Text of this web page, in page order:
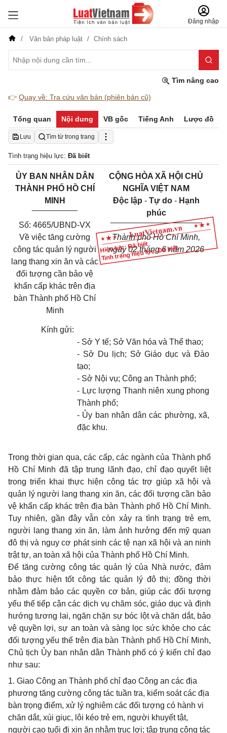
Đăng nhập
Văn bản pháp luật Chính sách
Tìm nâng cao
👉 Quay về: Tra cứu văn bản (phiên bản cũ)
Tổng quan Nội dung VB gốc Tiếng Anh Lược đồ
Lưu Tìm từ trong trang
Tình trạng hiệu lực: Đã biết
Hiệu lực: Đã biết
Tình trạng hiệu lực: Đã biết
ỦY BAN NHÂN DÂN
THÀNH PHỐ HỒ CHÍ
MINH
Số: 4665/UBND-VX
Về việc tăng cường
công tác quản lý người
lang thang xin ăn và các
đối tượng cần bảo vệ
khẩn cấp khác trên địa
bàn Thành phố Hồ Chí
Minh
CỘNG HÒA XÃ HỘI CHỦ
NGHĨA VIỆT NAM
Độc lập - Tự do - Hạnh
phúc
____________________
Thành phố Hồ Chí Minh,
ngày 02 tháng 6 năm 2026
Kính gửi:
- Sở Y tế; Sở Văn hóa và Thể thao;
- Sở Du lịch; Sở Giáo dục và Đào
tạo;
- Sở Nội vụ; Công an Thành phố;
- Lực lượng Thanh niên xung phong
Thành phố;
- Ủy ban nhân dân các phường, xã,
đặc khu.
Trong thời gian qua, các cấp, các ngành của Thành phố
Hồ Chí Minh đã tập trung lãnh đạo, chỉ đạo quyết liệt
trong triển khai thực hiện công tác trợ giúp xã hội và
quản lý người lang thang xin ăn, các đối tượng cần bảo
vệ khẩn cấp khác trên địa bàn Thành phố Hồ Chí Minh.
Tuy nhiên, gần đây vẫn còn xảy ra tình trạng trẻ em,
người lang thang xin ăn, làm ảnh hưởng đến mỹ quan
đô thị và nguy cơ phát sinh các tệ nạn xã hội và an ninh
trật tự, an toàn xã hội của Thành phố Hồ Chí Minh.
Để tăng cường công tác quản lý của Nhà nước, đảm
bảo thực hiện tốt công tác quản lý đô thị; đồng thời
nhằm đảm bảo các quyền cơ bản, giúp các đối tượng
yếu thế tiếp cận các dịch vụ chăm sóc, giáo dục và định
hướng tương lai, ngăn chặn sự bóc lột và chăn dắt, bảo
vệ quyền lợi, sự an toàn và sàng lọc sức khỏe cho các
đối tượng yếu thế trên địa bàn Thành phố Hồ Chí Minh,
Chủ tịch Ủy ban nhân dân Thành phố có ý kiến chỉ đạo
như sau:
1. Giao Công an Thành phố chỉ đạo Công an các địa
phương tăng cường công tác tuần tra, kiểm soát các địa
bàn trọng điểm, xử lý nghiêm các đối tượng có hành vi
chăn dắt, xúi giục, lôi kéo trẻ em, người khuyết tật,
người cao tuổi đi xin ăn nhằm trục lợi; tập trung công tác